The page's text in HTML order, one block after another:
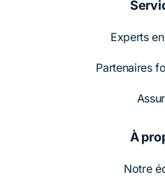
Experts
Partenaires
À
Notre